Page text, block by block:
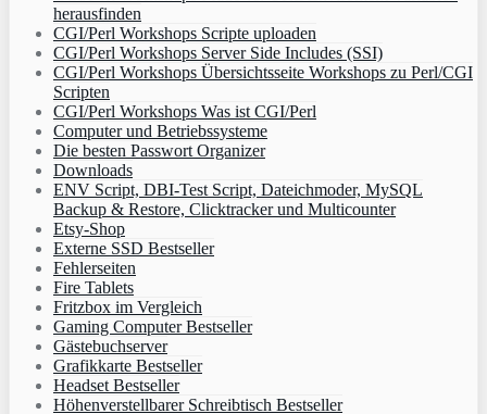
herausfinden
CGI/Perl Workshops Scripte uploaden
CGI/Perl Workshops Server Side Includes (SSI)
CGI/Perl Workshops Übersichtsseite Workshops zu Perl/CGI
Scripten
CGI/Perl Workshops Was ist CGI/Perl
Computer und Betriebssysteme
Die besten Passwort Organizer
Downloads
ENV Script, DBI-Test Script, Dateichmoder, MySQL
Backup & Restore, Clicktracker und Multicounter
Etsy-Shop
Externe SSD Bestseller
Fehlerseiten
Fire Tablets
Fritzbox im Vergleich
Gaming Computer Bestseller
Gästebuchserver
Grafikkarte Bestseller
Headset Bestseller
Höhenverstellbarer Schreibtisch Bestseller